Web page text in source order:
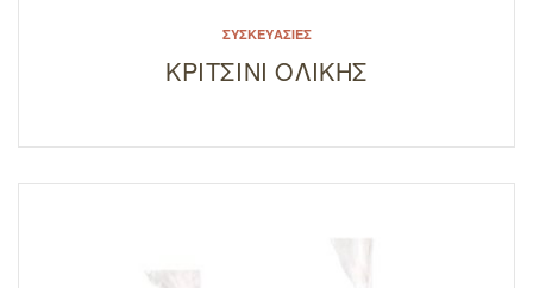
ΣΥΣΚΕΥΑΣΊΕΣ
ΚΡΙΤΣΙΝΙ ΟΛΙΚΗΣ